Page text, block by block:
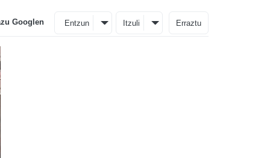
Googlen Entzun Itzuli Erraztu